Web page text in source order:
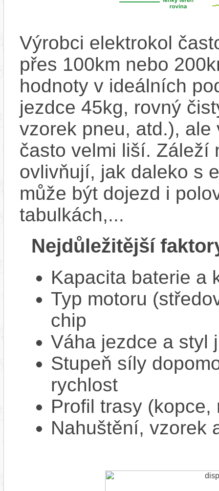
Výrobci elektrokol
přes 100km nebo
hodnoty v ideálních
jezdce 45kg, rovný
vzorek pneu, atd.),
často velmi liší. Záleží
ovlivňují, jak daleko s
může být dojezd i
tabulkách,...
Nejdůležitější
Kapacita baterie a
Typ motoru
chip
Váha jezdce a styl
Stupeň síly
rychlost
Profil trasy
Nahuštění, vzorek